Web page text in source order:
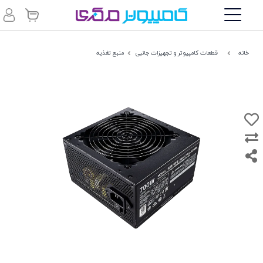
خانه قطعات کامپیوتر و تجهیزات جانبی منبع تغذیه